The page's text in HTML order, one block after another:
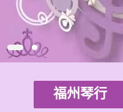
福州琴行